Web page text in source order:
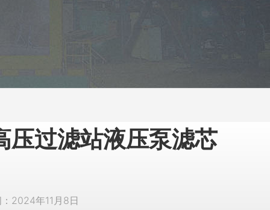
压过滤站液压泵滤芯
2024年11月8日